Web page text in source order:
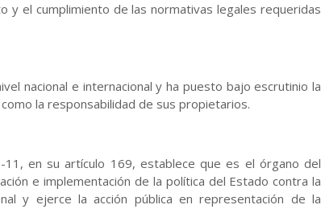
y el cumplimiento de las normativas legales requeridas
nacional e internacional y ha puesto bajo escrutinio la
la responsabilidad de sus propietarios.
11, en su artículo 169, establece que es el órgano del
e implementación de la política del Estado contra la
y ejerce la acción pública en representación de la